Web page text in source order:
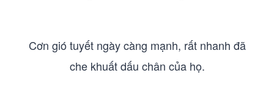
Cơn gió tuyết ngày càng mạnh, rất nhanh đã
che khuất dấu chân của họ.